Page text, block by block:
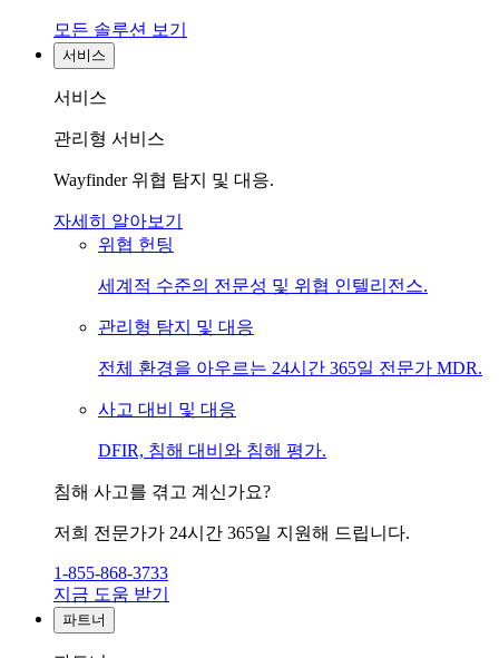
모든 솔루션 보기
서비스
서비스
관리형 서비스
Wayfinder 위협 탐지 및 대응.
자세히 알아보기
위협 헌팅
세계적 수준의 전문성 및 위협 인텔리전스.
관리형 탐지 및 대응
전체 환경을 아우르는 24시간 365일 전문가 MDR.
사고 대비 및 대응
DFIR, 침해 대비와 침해 평가.
침해 사고를 겪고 계신가요?
저희 전문가가 24시간 365일 지원해 드립니다.
1-855-868-3733
지금 도움 받기
파트너